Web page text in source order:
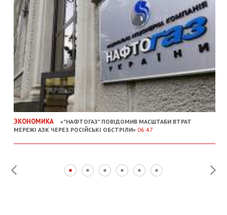
ЭКОНОМИКА
«"НАФТОГАЗ" ПОВІДОМИВ МАСШТАБИ ВТРАТ
МЕРЕЖІ АЗК ЧЕРЕЗ РОСІЙСЬКІ ОБСТРІЛИ» 06:47